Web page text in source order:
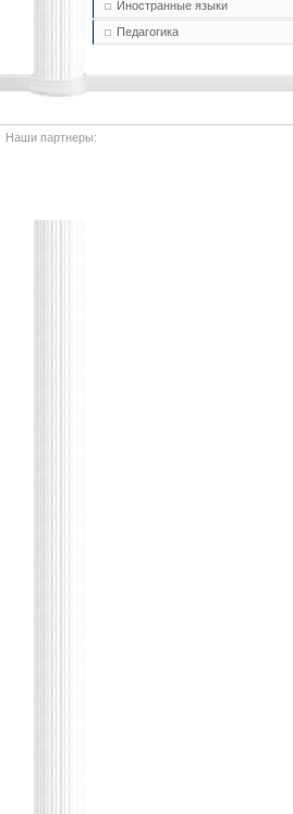
Иностранные языки
Педагогика
Наши партнеры: